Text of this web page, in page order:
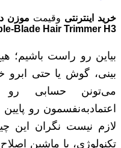
خرید اینترنتی وقیمت
Blade Hair Trimmer H3
بیاین رو راست باشیم؛
بینی، گوش یا حتی
می‌تونن حسابی رو
اعتمادبه‌نفسمون رو
لازم نیست نگران این